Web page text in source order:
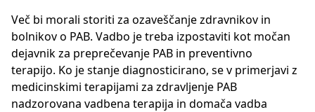
Več bi morali storiti za ozaveščanje zdravnikov in
bolnikov o PAB. Vadbo je treba izpostaviti kot močan
dejavnik za preprečevanje PAB in preventivno
terapijo. Ko je stanje diagnosticirano, se v primerjavi z
medicinskimi terapijami za zdravljenje PAB
nadzorovana vadbena terapija in domača vadba